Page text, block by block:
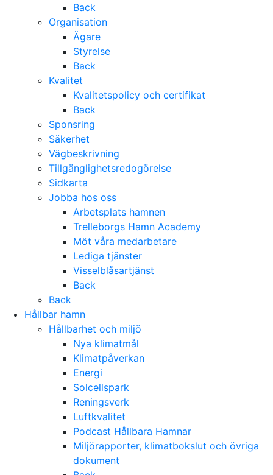
Back
Organisation
Ägare
Styrelse
Back
Kvalitet
Kvalitetspolicy och certifikat
Back
Sponsring
Säkerhet
Vägbeskrivning
Tillgänglighetsredogörelse
Sidkarta
Jobba hos oss
Arbetsplats hamnen
Trelleborgs Hamn Academy
Möt våra medarbetare
Lediga tjänster
Visselblåsartjänst
Back
Back
Hållbar hamn
Hållbarhet och miljö
Nya klimatmål
Klimatpåverkan
Energi
Solcellspark
Reningsverk
Luftkvalitet
Podcast Hållbara Hamnar
Miljörapporter, klimatbokslut och övriga
dokument